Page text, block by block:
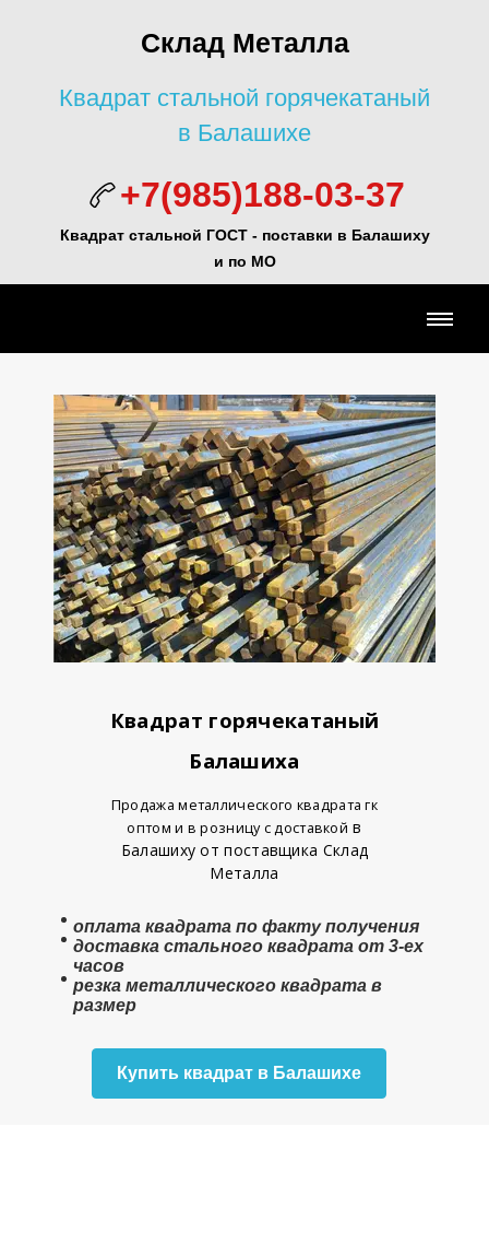
Склад Металла
Квадрат стальной горячекатаный
в Балашихе
+7(985)188-03-37
Квадрат стальной ГОСТ - поставки в Балашиху
и по МО
Квадрат горячекатаный
Балашиха
Продажа металлического квадрата гк
оптом и в розницу с доставкой в
Балашиху от поставщика Склад
Металла
оплата квадрата по факту получения
доставка стального квадрата от 3-ех
часов
резка металлического квадрата в
размер
Купить квадрат в Балашихе